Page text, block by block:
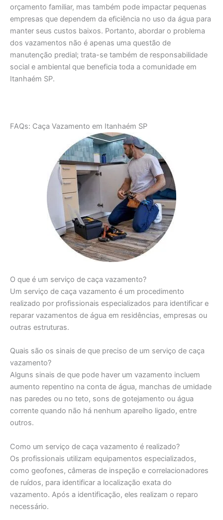
orçamento familiar, mas também pode impactar pequenas
empresas que dependem da eficiência no uso da água para
manter seus custos baixos. Portanto, abordar o problema
dos vazamentos não é apenas uma questão de
manutenção predial; trata-se também de responsabilidade
social e ambiental que beneficia toda a comunidade em
Itanhaém SP.
FAQs: Caça Vazamento em Itanhaém SP
O que é um serviço de caça vazamento?
Um serviço de caça vazamento é um procedimento
realizado por profissionais especializados para identificar e
reparar vazamentos de água em residências, empresas ou
outras estruturas.
Quais são os sinais de que preciso de um serviço de caça
vazamento?
Alguns sinais de que pode haver um vazamento incluem
aumento repentino na conta de água, manchas de umidade
nas paredes ou no teto, sons de gotejamento ou água
corrente quando não há nenhum aparelho ligado, entre
outros.
Como um serviço de caça vazamento é realizado?
Os profissionais utilizam equipamentos especializados,
como geofones, câmeras de inspeção e correlacionadores
de ruídos, para identificar a localização exata do
vazamento. Após a identificação, eles realizam o reparo
necessário.